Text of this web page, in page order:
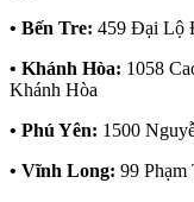
• Bến Tre: 459 Đại Lộ
• Khánh Hòa: 1058
Khánh Hòa
• Phú Yên: 1500
• Vĩnh Long: 99